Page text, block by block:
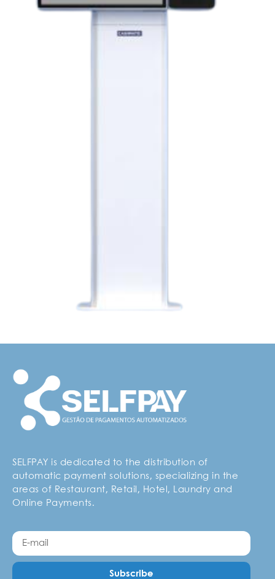
SELFPAY is dedicated to the distribution of
automatic payment solutions, specializing in the
areas of Restaurant, Retail, Hotel, Laundry and
Online Payments.
Subscribe